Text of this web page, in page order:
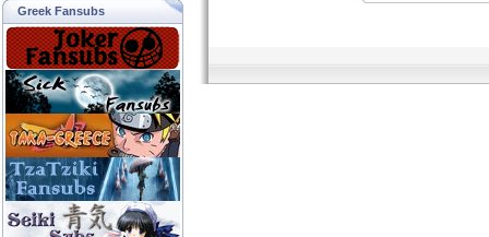
Greek Fansubs